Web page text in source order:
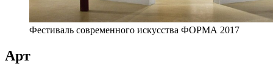
Фестиваль современного искусства ФОРМА 2017
Арт